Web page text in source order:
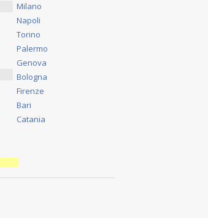
Milano
Napoli
Torino
Palermo
Genova
Bologna
Firenze
Bari
Catania